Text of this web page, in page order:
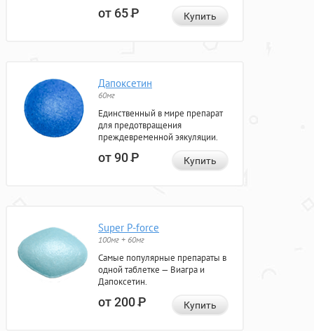
от 65Р Купить
Дапоксетин
60мг
Единственный в мире препарат
для предотвращения
преждевременной эякуляции.
от 90Р Купить
Super P-force
100мг + 60мг
Самые популярные препараты в
одной таблетке — Виагра и
Дапоксетин.
от 200Р Купить